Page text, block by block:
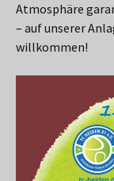
Atmosphäre
– auf unserer
willkommen!